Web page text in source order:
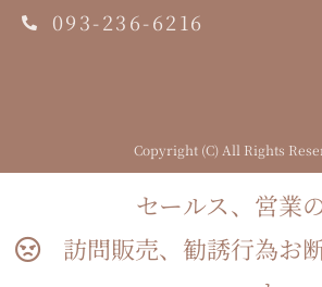
093-236-6216
Copyright (C) All Rights
セールス、営業
訪問販売、勧誘行為お